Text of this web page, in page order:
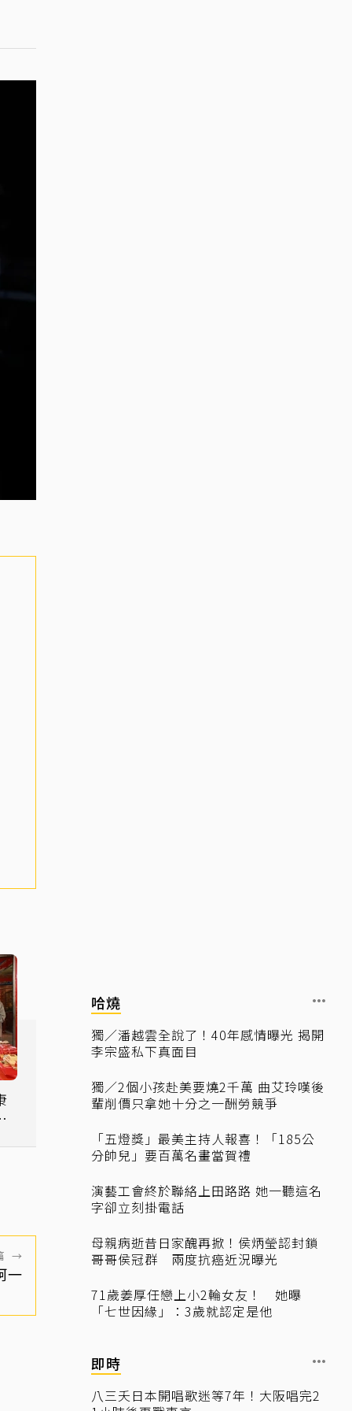
→
一
哈燒
獨／潘越雲全說了！40年感情曝光 揭開
李宗盛私下真面目
獨／2個小孩赴美要燒2千萬 曲艾玲嘆後
輩削價只拿她十分之一酬勞競爭
「五燈獎」最美主持人報喜！「185公
分帥兒」要百萬名畫當賀禮
演藝工會終於聯絡上田路路 她一聽這名
字卻立刻掛電話
母親病逝昔日家醜再掀！侯炳瑩認封鎖
哥哥侯冠群 兩度抗癌近況曝光
71歲姜厚任戀上小2輪女友！ 她曝
「七世因緣」：3歲就認定是他
即時
八三夭日本開唱歌迷等7年！大阪唱完2